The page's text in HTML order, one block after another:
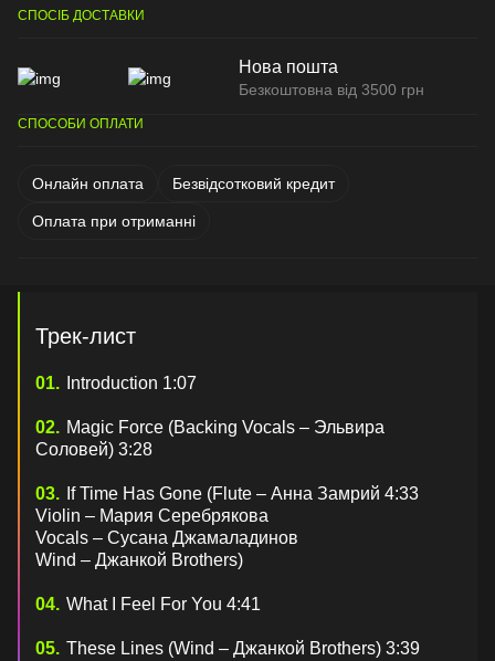
СПОСІБ ДОСТАВКИ
Нова пошта
Безкоштовна від 3500 грн
СПОСОБИ ОПЛАТИ
Онлайн оплата Безвідсотковий кредит
Оплата при отриманні
Трек-лист
Introduction 1:07
Magic Force (Backing Vocals – Эльвира
Соловей) 3:28
If Time Has Gone (Flute – Анна Замрий 4:33
Violin – Мария Серебрякова
Vocals – Сусана Джамаладинов
Wind – Джанкой Brothers)
What I Feel For You 4:41
These Lines (Wind – Джанкой Brothers) 3:39